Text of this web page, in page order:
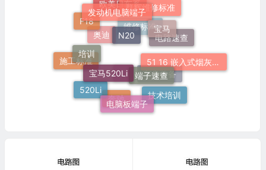
发动机电脑端子
N20
宝马
群辉维修标准
欧美日车系
F18
培训
宝马520Li
端子速查
电路速查
维修标准
奥迪
施工标准
520Li
电脑板端子技术培训
车身装备
灯
奔驰